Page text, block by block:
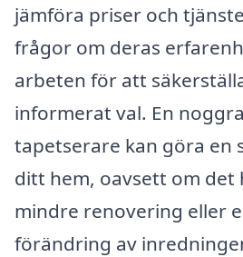
jämföra priser och
frågor om deras
arbeten för att
informerat val. En
tapetserare kan göra en
ditt hem, oavsett om det
mindre renovering eller
förändring av